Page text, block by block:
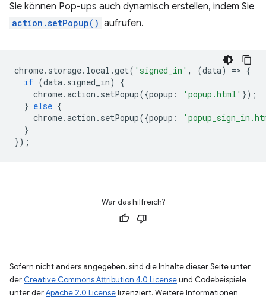
Sie können Pop-ups auch dynamisch erstellen, indem Sie
action.setPopup() aufrufen.
chrome. storage. local .get( 'signed_in' , (data) => {
if (data. signed_in)
{
chrome.action . setPopup({popup : 'popup.html' });
} else {
chrome.action . setPopup({popup :
}
});
War das hilfreich?
Sofern nicht anders angegeben, sind die Inhalte dieser Seite unter
der Creative Commons Attribution 4.0 Licenseund Codebeispiele
unter derApache 2.0 Licenselizenziert. Weitere Informationen